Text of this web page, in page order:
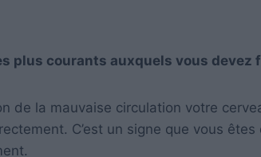
plus courants auxquels vous devez
de la mauvaise circulation votre
C’est un signe que vous